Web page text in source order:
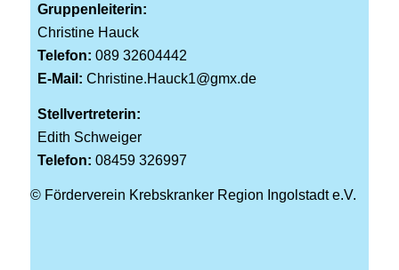
Gruppenleiterin:
Christine Hauck
Telefon: 089 32604442
E-Mail: Christine.Hauck1@gmx.de
Stellvertreterin:
Edith Schweiger
Telefon: 08459 326997
© Förderverein Krebskranker Region Ingolstadt e.V.